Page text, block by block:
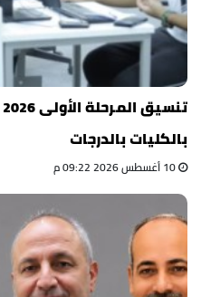
بالكليات بالدرجات